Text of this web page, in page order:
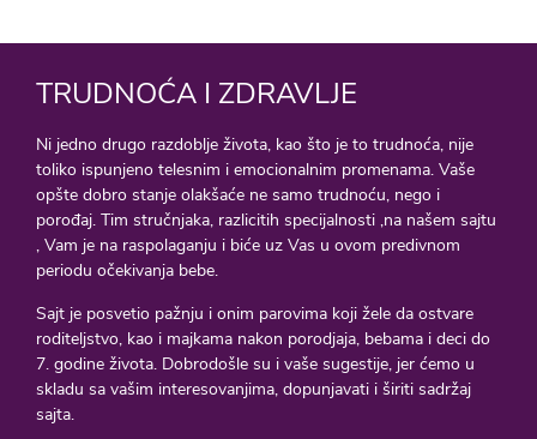
TRUDNOĆA I ZDRAVLJE
Ni jedno drugo razdoblje života, kao što je to trudnoća, nije
toliko ispunjeno telesnim i emocionalnim promenama. Vaše
opšte dobro stanje olakšaće ne samo trudnoću, nego i
porođaj. Tim stručnjaka, razlicitih specijalnosti ,na našem sajtu
, Vam je na raspolaganju i biće uz Vas u ovom predivnom
periodu očekivanja bebe.
Sajt je posvetio pažnju i onim parovima koji žele da ostvare
roditeljstvo, kao i majkama nakon porodjaja, bebama i deci do
7. godine života. Dobrodošle su i vaše sugestije, jer ćemo u
skladu sa vašim interesovanjima, dopunjavati i širiti sadržaj
sajta.